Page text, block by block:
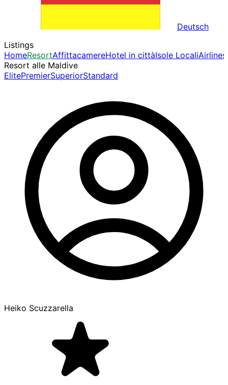
Deutsch
Listings
HomeResortAffittacamereHotel in cittàIsole LocaliAirlines
Resort alle Maldive
ElitePremierSuperiorStandard
Heiko Scuzzarella